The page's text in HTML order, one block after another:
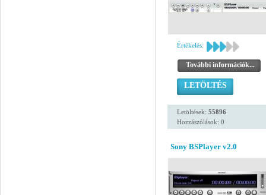
Értékelés:
További információk...
LETÖLTÉS
Letöltések: 55896
Hozzászólások: 0
Sony BSPlayer v2.0